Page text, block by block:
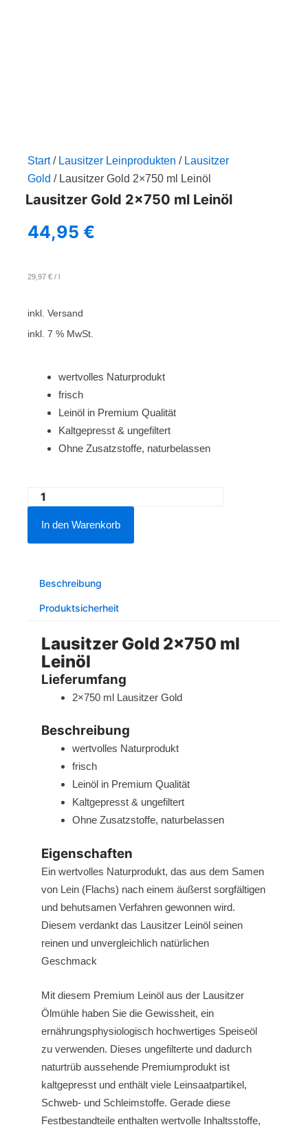
Start/ Lausitzer Leinprodukten / Lausitzer
Gold / Lausitzer Gold 2×750 ml Leinöl
Lausitzer Gold 2×750 ml Leinöl
44,95 €
29,97 € / l
inkl. Versand
inkl. 7 % MwSt.
wertvolles Naturprodukt
frisch
Leinöl in Premium Qualität
Kaltgepresst & ungefiltert
Ohne Zusatzstoffe, naturbelassen
Lausitzer
2x750
Menge
In den Warenkorb
Beschreibung
Produktsicherheit
Lausitzer Gold 2×750 ml
Leinöl
Lieferumfang
2×750 ml Lausitzer Gold
Beschreibung
wertvolles Naturprodukt
frisch
Leinöl in Premium Qualität
Kaltgepresst & ungefiltert
Ohne Zusatzstoffe, naturbelassen
Eigenschaften
Ein wertvolles Naturprodukt, das aus dem Samen
von Lein (Flachs) nach einem äußerst sorgfältigen
und behutsamen Verfahren gewonnen wird.
Diesem verdankt das Lausitzer Leinöl seinen
reinen und unvergleichlich natürlichen
Geschmack
Mit diesem Premium Leinöl aus der Lausitzer
Ölmühle haben Sie die Gewissheit, ein
ernährungsphysiologisch hochwertiges Speiseöl
zu verwenden. Dieses ungefilterte und dadurch
naturtrüb aussehende Premiumprodukt ist
kaltgepresst und enthält viele Leinsaatpartikel,
Schweb- und Schleimstoffe. Gerade diese
Festbestandteile enthalten wertvolle Inhaltsstoffe,